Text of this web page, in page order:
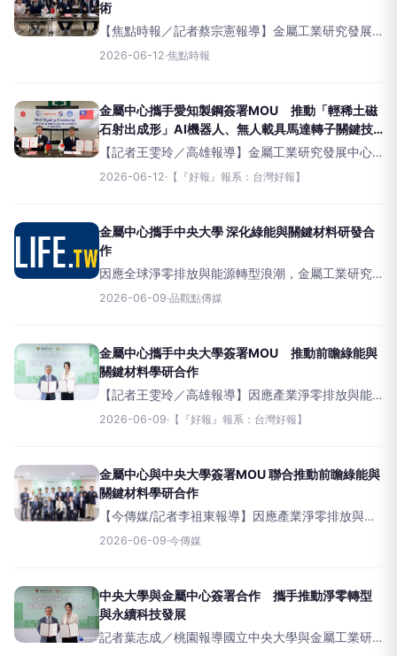
術
【焦點時報／記者蔡宗憲報導】金屬工業研究發展
中心與日本愛知製鋼株式會社於2026年06月11日簽
等高值化應
2026-06-12·焦點時報
金屬中心攜手愛知製鋼簽署MOU 推動「輕稀土磁
石射出成形」AI機器人、無人載具馬達轉子關鍵技
術研究
【記者王雯玲／高雄報導】金屬工業研究發展中心
與日本愛知製鋼株式會社於2026年06月11日簽署合
2026-06-12· 【『好報』報系：台灣好報】
金屬中心攜手中央大學 深化綠能與關鍵材料研發合
作
因應全球淨零排放與能源轉型浪潮，金屬工業研究
發展中心與國立中央大學於6月8日正式簽署前瞻綠
料電池及綠色材
2026-06-09·品觀點傳媒
金屬中心攜手中央大學簽署MOU 推動前瞻綠能與
關鍵材料學研合作
【記者王雯玲／高雄報導】因應產業淨零排放與能
源轉型趨勢，金屬工業研究發展中心於6月8日與國
蕭述三
2026-06-09· 【『好報』報系：台灣好報】
金屬中心與中央大學簽署MOU 聯合推動前瞻綠能與
關鍵材料學研合作
【今傳媒/記者李祖東報導】因應產業淨零排放與能
源轉型趨勢，金屬工業研究發展中心於6月8日與國
蕭述三代表進
2026-06-09·今傳媒
中央大學與金屬中心簽署合作 攜手推動淨零轉型
與永續科技發展
記者葉志成／桃園報導國立中央大學與金屬工業研